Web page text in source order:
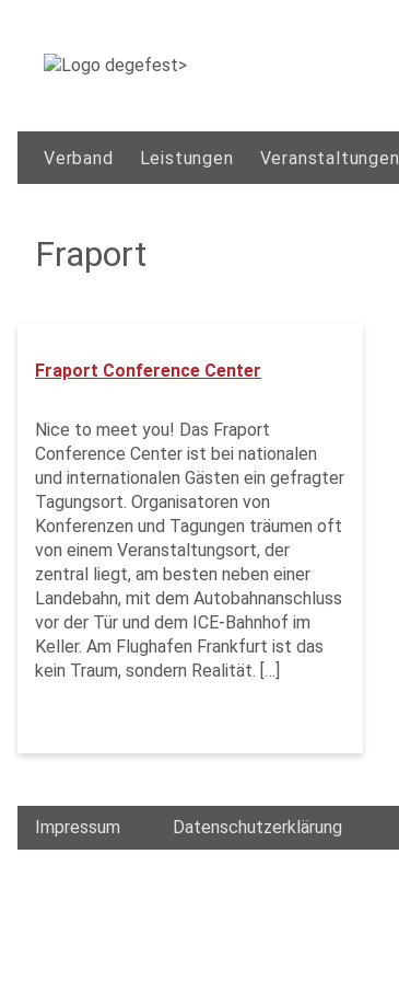
Verband Leistungen Veranstaltungen
Fraport
Fraport Conference Center
Nice to meet you! Das Fraport
Conference Center ist bei nationalen
und internationalen Gästen ein gefragter
Tagungsort. Organisatoren von
Konferenzen und Tagungen träumen oft
von einem Veranstaltungsort, der
zentral liegt, am besten neben einer
Landebahn, mit dem Autobahnanschluss
vor der Tür und dem ICE-Bahnhof im
Keller. Am Flughafen Frankfurt ist das
kein Traum, sondern Realität. […]
Impressum Datenschutzerklärung